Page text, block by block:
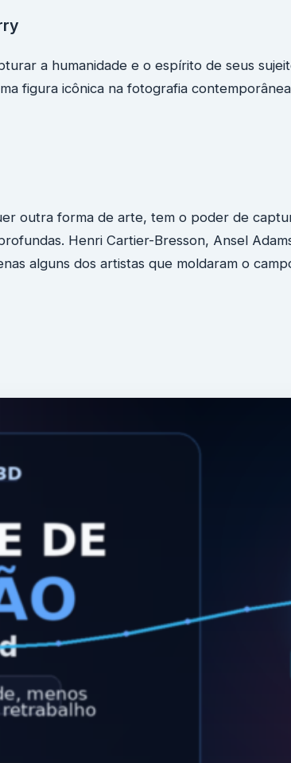
a humanidade e o espírito de seus
figura icônica na fotografia
outra forma de arte, tem o poder de
Henri Cartier-Bresson, Ansel
alguns dos artistas que moldaram o